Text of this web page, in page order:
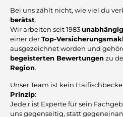
Bei uns zählt nicht, wie viel du
berätst.
Wir arbeiten seit 1983unabhängig
einer derTop-
ausgezeichnet worden und
begeisterten Bewertungen zu
Region.
Unser Team ist kein
Prinzip:
Jede:r ist Experte für sein
uns gegenseitig, statt